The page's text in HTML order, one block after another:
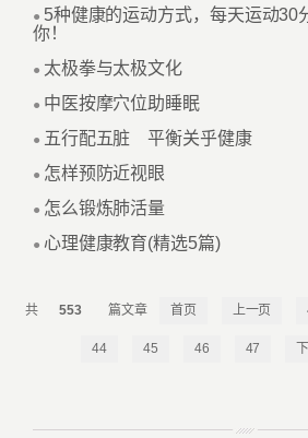
● 5种健康的运动方式，每天运动30
你！
● 太极拳与太极文化
● 中医按摩穴位助睡眠
● 五行配五脏 平衡关乎健康
● 怎样预防近视眼
● 怎么锻炼肺活量
● 心理健康教育(精选5篇)
553 首页 上一页
44 45 46 47